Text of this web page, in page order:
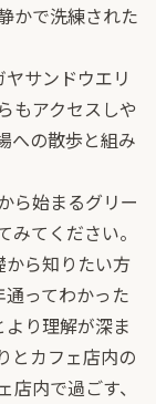
かで洗練された
サンドウエリ
もアクセスしや
への散歩と組み
ら始まるグリー
てください。
ら知りたい方
ってわかった
より理解が深ま
とカフェ店内の
店内で過ごす、